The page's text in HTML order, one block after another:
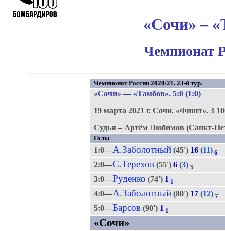
«Сочи» –
Чемпионат
Чемпионат России 2020/21. 23-й тур.
«Сочи» — «Тамбов». 5:0 (1:0)
19 марта 2021 г. Сочи. «Фишт». 3
Судья – Артём Любимов (Санкт-
Голы
1:0—А.Заболотный(45') 16(11) 6
2:0—С.Терехов(55') 6(3) 3
3:0—Руденко (74') 1 1
4:0—А.Заболотный(80') 17(12) 7
5:0—Барсов(90') 1 1
«Сочи»